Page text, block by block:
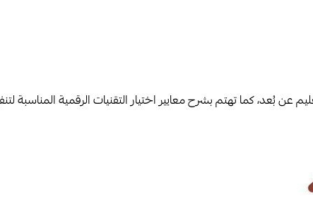
عن بُعد، كما تهتم بشرح معايير اختيار التقنيات الرقمية المناسبة